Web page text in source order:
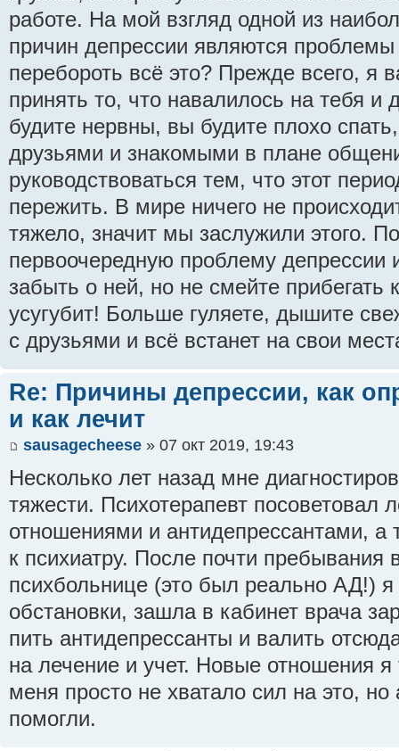
работе. На мой взгляд одной из
причин депрессии являются
перебороть всё это? Прежде всего, я
принять то, что навалилось на тебя и
будите нервны, вы будите плохо
друзьями и знакомыми в плане
руководствоваться тем, что этот
пережить. В мире ничего не
тяжело, значит мы заслужили этого.
первоочередную проблему депрессии
забыть о ней, но не смейте прибегать
усугубит! Больше гуляете, дышите
с друзьями и всё встанет на свои
Re: Причины депрессии, как
и как лечит
sausagecheese » 07 окт 2019, 19:43
Несколько лет назад мне
тяжести. Психотерапевт посоветовал
отношениями и антидепрессантами, а
к психиатру. После почти пребывания
психбольнице (это был реально АД!)
обстановки, зашла в кабинет врача
пить антидепрессанты и валить
на лечение и учет. Новые отношения я
меня просто не хватало сил на это, но
помогли.